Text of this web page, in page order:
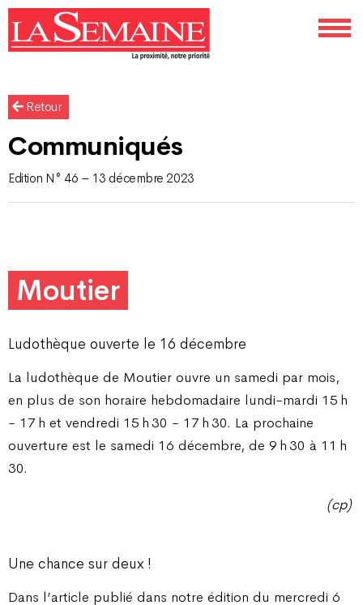
Retour
Communiqués
Edition N° 46 – 13 décembre 2023
Moutier
Ludothèque ouverte le 16 décembre
La ludothèque de Moutier ouvre un samedi par mois,
en plus de son horaire hebdomadaire lundi-mardi 15 h
- 17 h et vendredi 15 h 30 - 17 h 30. La prochaine
ouverture est le samedi 16 décembre, de 9 h 30 à 11 h
30.
(cp)
Une chance sur deux !
Dans l’article publié dans notre édition du mercredi 6